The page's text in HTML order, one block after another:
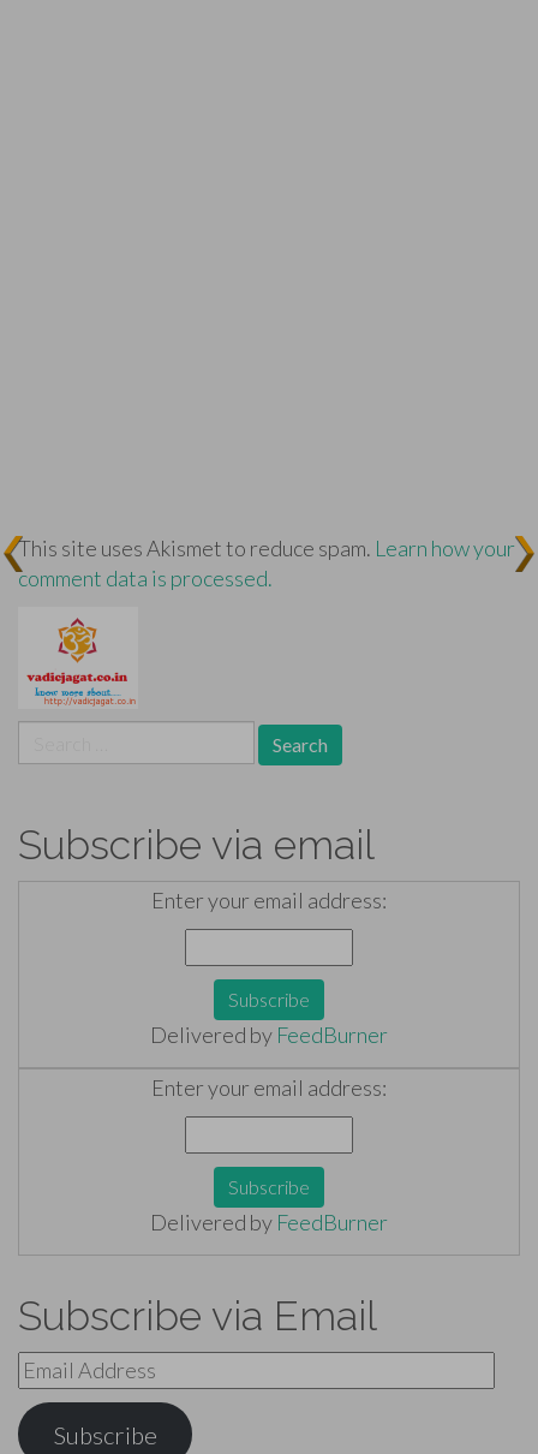
This site uses Akismet to reduce spam. Learn how your
comment data is processed.
for:
Subscribe via email
Enter your email address:
Delivered by FeedBurner
Enter your email address:
Delivered by FeedBurner
Subscribe via Email
Email
Address
Subscribe